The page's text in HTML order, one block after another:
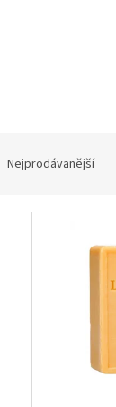
Nejprodávanější